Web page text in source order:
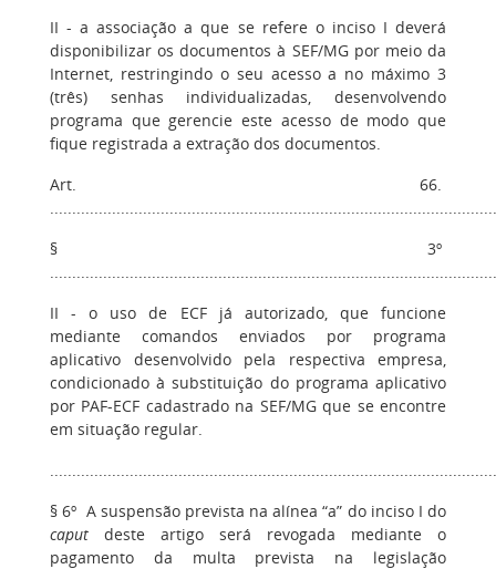
II - a associação a que se refere o inciso I deverá
disponibilizar os documentos à SEF/MG por meio da
Internet, restringindo o seu acesso a no máximo 3
(três) senhas individualizadas, desenvolvendo
programa que gerencie este acesso de modo que
fique registrada a extração dos documentos.
Art. 66.
§ 3º
II - o uso de ECF já autorizado, que funcione
mediante comandos enviados por programa
aplicativo desenvolvido pela respectiva empresa,
condicionado à substituição do programa aplicativo
por PAF-ECF cadastrado na SEF/MG que se encontre
em situação regular.
§ 6º A suspensão prevista na alínea “a” do inciso I do
caput deste artigo será revogada mediante o
pagamento da multa prevista na legislação